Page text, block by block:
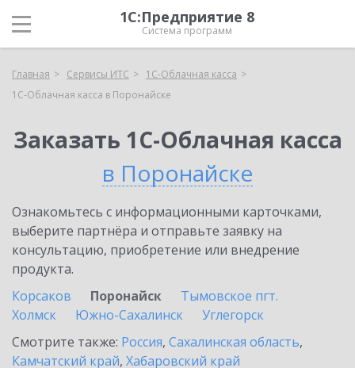
1С:Предприятие 8
Система программ
Главная Сервисы ИТС
1С-Облачная касса
1С-Облачная касса в Поронайске
Заказать 1С-Облачная касса
в Поронайске
Ознакомьтесь с информационными карточками,
выберите партнёра и отправьте заявку на
консультацию, приобретение или внедрение
продукта.
Корсаков
Поронайск
Тымовское пгт.
Холмск
Южно-Сахалинск
Углегорск
Смотрите также: Россия, Сахалинская область,
Камчатский край, Хабаровский край